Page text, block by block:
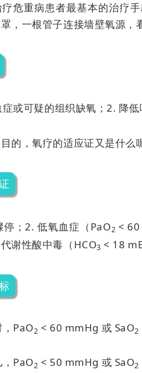
危重病患者最基本的治疗
，一根管子连接墙壁氧源，
或可疑的组织缺氧；2. 降
的，氧疗的适应证又是什么
； 2. 低氧血症（PaO2 <
谢性酸中毒（HCO3 < 18
PaO2 < 60 mmHg 或 SaO2
PaO2 < 50 mmHg 或 SaO2